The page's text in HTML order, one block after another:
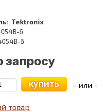
Tektronix
6
6
запросу
купить - или -
товар